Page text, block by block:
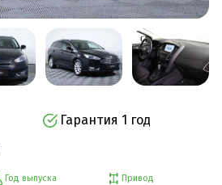
Гарантия 1 год
Год выпуска Привод